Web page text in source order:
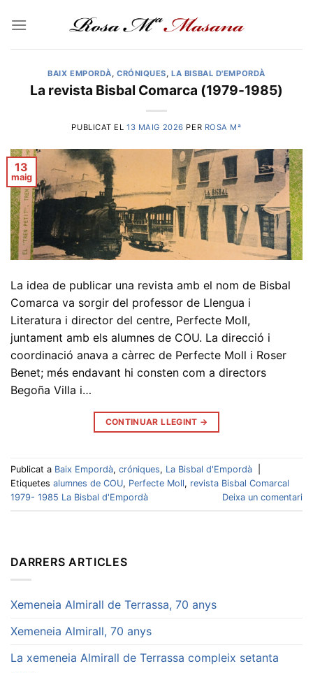
BAIX EMPORDÀ,CRÓNIQUES,LA BISBAL D'EMPORDÀ
La revista Bisbal Comarca (1979-1985)
PUBLICAT EL13 MAIG 2026 PER ROSA Mª
13
maig
La idea de publicar una revista amb el nom de Bisbal
Comarca va sorgir del professor de Llengua i
Literatura i director del centre, Perfecte Moll,
juntament amb els alumnes de COU. La direcció i
coordinació anava a càrrec de Perfecte Moll i Roser
Benet; més endavant hi consten com a directors
Begoña Villa i…
CONTINUAR LLEGINT →
Publicat a Baix Empordà, cróniques, La Bisbal d'Empordà
Etiquetes alumnes de COU, Perfecte Moll, revista Bisbal Comarcal
1979- 1985 La Bisbal d'Empordà
Deixa un comentari
DARRERS ARTICLES
Xemeneia Almirall de Terrassa, 70 anys
Xemeneia Almirall, 70 anys
La xemeneia Almirall de Terrassa compleix setanta